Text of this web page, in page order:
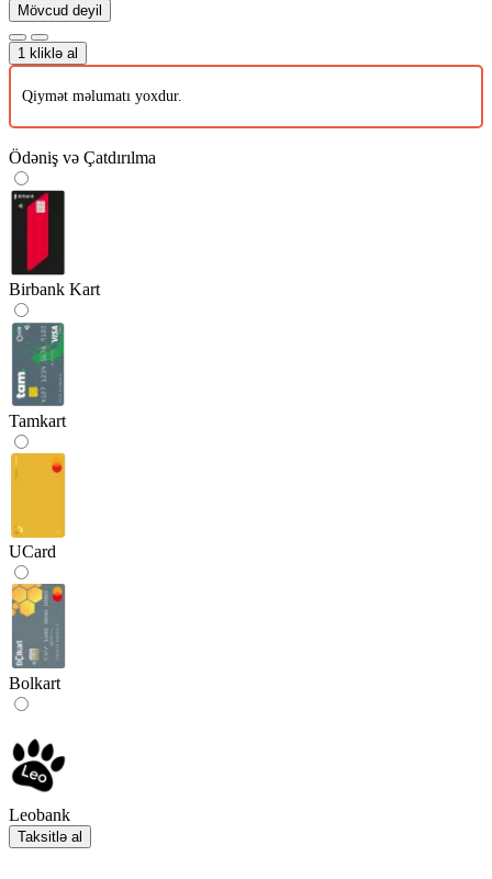
Mövcud deyil
1 kliklə al
Qiymət məlumatı yoxdur.
Ödəniş və Çatdırılma
Birbank Kart
Tamkart
UCard
Bolkart
Leobank
Taksitlə al